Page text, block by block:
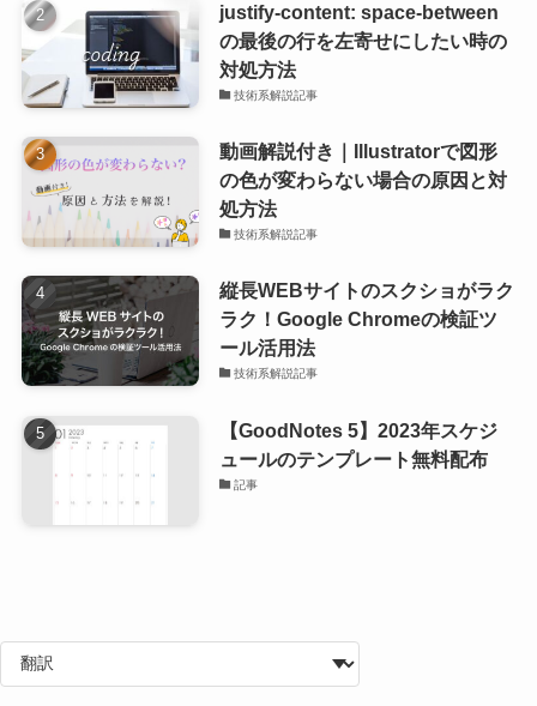
justify-content: space-between
の最後の行を左寄せにしたい時の
対処方法
技術系解説記事
動画解説付き｜Illustratorで図形
の色が変わらない場合の原因と対
処方法
技術系解説記事
縦長WEBサイトのスクショがラク
ラク！Google Chromeの検証ツ
ール活用法
技術系解説記事
【GoodNotes 5】2023年スケジ
ュールのテンプレート無料配布
記事